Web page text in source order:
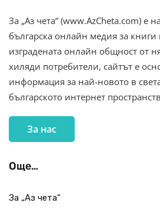
За „Аз чета“ (www.AzCheta.com) е
българска онлайн медия за книги
изградената онлайн общност от
хиляди потребители, сайтът е
информация за най-новото в
българското интернет
За нас
Още…
За „Аз чета“